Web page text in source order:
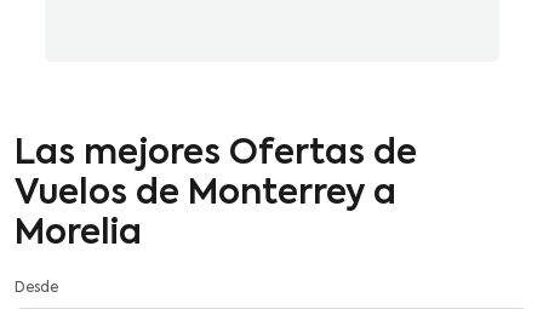
Las mejores Ofertas de
Vuelos de Monterrey a
Morelia
Desde